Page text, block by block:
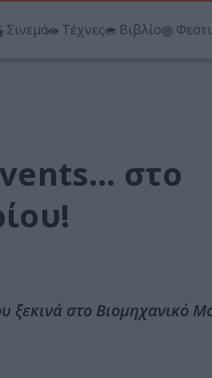
Σινεμά Τέχνες Βιβλίο
στο
ξεκινά στο Βιομηχανικό